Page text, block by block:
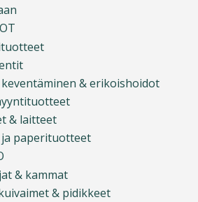
keventäminen & erikoishoidot
& laitteet
ja paperituotteet
& kammat
& pidikkeet